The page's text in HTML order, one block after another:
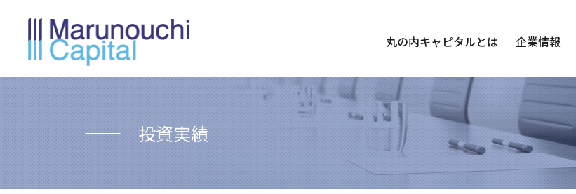
丸の内キャピタルとは 企業情報
投資実績